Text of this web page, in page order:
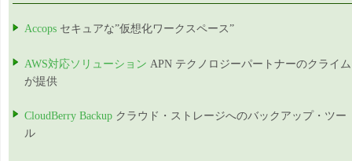
Accops セキュアな”仮想化ワークスペース”
AWS対応ソリューション APN テクノロジーパートナーのクライム
が提供
CloudBerry Backup クラウド・ストレージへのバックアップ・ツー
ル